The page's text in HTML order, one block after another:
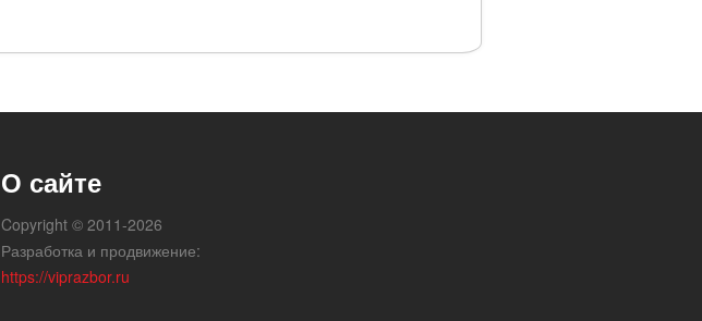
О сайте
Copyright © 2011-2026
Разработка и продвижение:
https://viprazbor.ru